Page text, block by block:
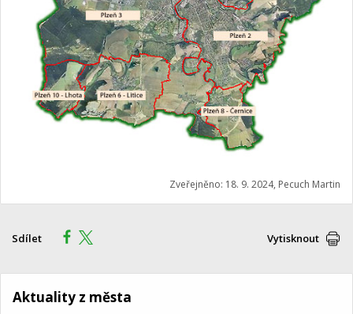
Zveřejněno: 18. 9. 2024, Pecuch Martin
Sdílet Vytisknout
Aktuality z města